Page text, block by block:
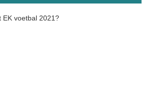
EK voetbal 2021?